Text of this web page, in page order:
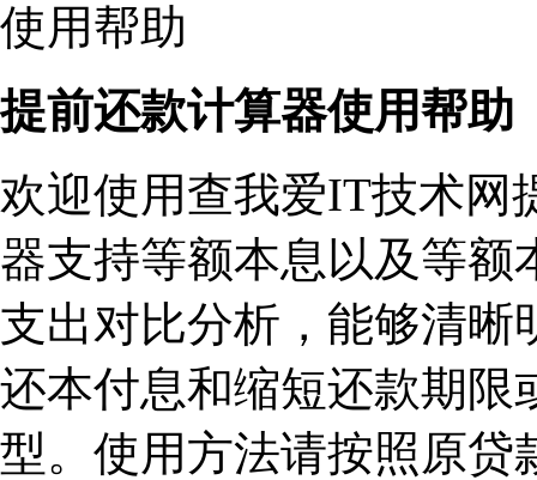
使用帮助
提前还款计算器使用帮助
欢迎使用查我爱IT技术网
器支持等额本息以及等额
支出对比分析，能够清晰
还本付息和缩短还款期限
型。使用方法请按照原贷